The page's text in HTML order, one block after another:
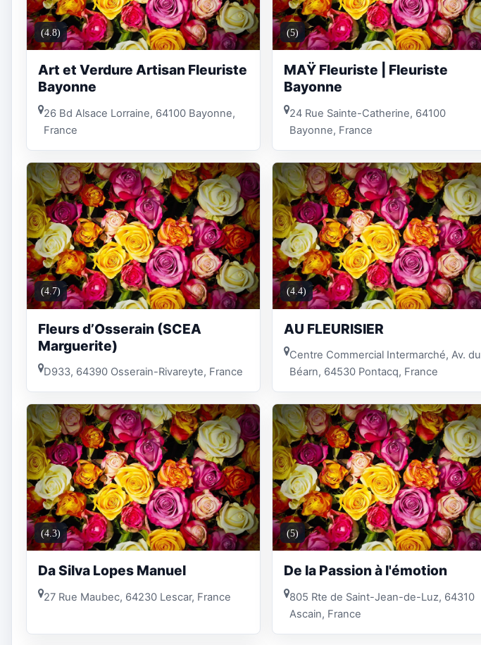
(4.8)
Art et Verdure Artisan Fleuriste
Bayonne
26 Bd Alsace Lorraine, 64100 Bayonne,
France
(5)
MAŸ Fleuriste | Fleuriste
Bayonne
24 Rue Sainte-Catherine, 64100
Bayonne, France
(4.7)
Fleurs d’Osserain (SCEA
Marguerite)
D933, 64390 Osserain-Rivareyte, France
(4.4)
AU FLEURISIER
Centre Commercial Intermarché, Av. du
Béarn, 64530 Pontacq, France
(4.3)
Da Silva Lopes Manuel
27 Rue Maubec, 64230 Lescar, France
(5)
De la Passion à l'émotion
805 Rte de Saint-Jean-de-Luz, 64310
Ascain, France